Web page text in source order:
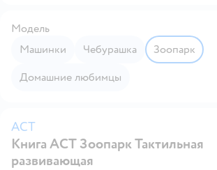
Модель
Машинки
Чебурашка
Зоопарк
Домашние любимцы
АСТ
Книга АСТ Зоопарк Тактильная
развивающая